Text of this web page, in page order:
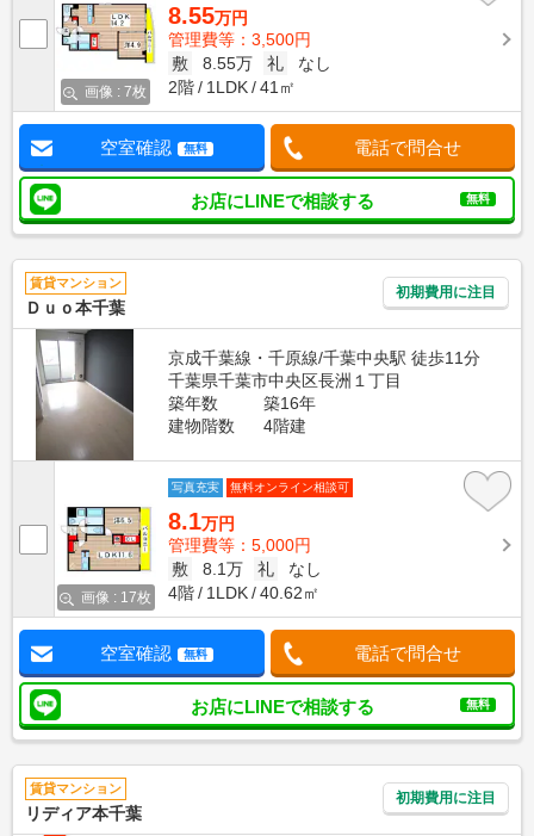
画像 : 7枚
8.55万円
管理費等：3,500円
敷
8.55万 礼
なし
2階
1LDK 41㎡
空室確認 無料 電話で問合せ
お店にLINEで相談する 無料
賃貸マンション
Ｄｕｏ本千葉
初期費用に注目
京成千葉線・千原線/千葉中央駅 徒歩11分
千葉県千葉市中央区長洲１丁目
築年数
築16年
建物階数
4階建
画像 : 17枚
写真充実 無料オンライン相談可
8.1万円
管理費等：5,000円
敷
8.1万 礼
なし
4階
1LDK 40.62㎡
空室確認 無料 電話で問合せ
お店にLINEで相談する 無料
賃貸マンション
リディア本千葉
初期費用に注目